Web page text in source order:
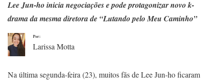
Lee Jun-ho inicia negociações e pode protagonizar novo k-
drama da mesma diretora de “Lutando pelo Meu Caminho”
Por:
Larissa Motta
Na última segunda-feira (23), muitos fãs de Lee Jun-ho ficaram